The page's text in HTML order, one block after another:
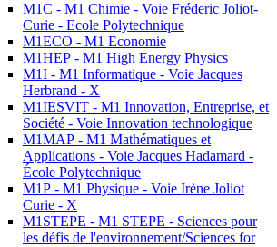
M1C - M1 Chimie - Voie Fréderic Joliot-
Curie - Ecole Polytechnique
M1ECO - M1 Economie
M1HEP - M1 High Energy Physics
M1I - M1 Informatique - Voie Jacques
Herbrand - X
M1IESVIT - M1 Innovation, Entreprise, et
Société - Voie Innovation technologique
M1MAP - M1 Mathématiques et
Applications - Voie Jacques Hadamard -
École Polytechnique
M1P - M1 Physique - Voie Irène Joliot
Curie - X
M1STEPE - M1 STEPE - Sciences pour
les défis de l'environnement/Sciences for